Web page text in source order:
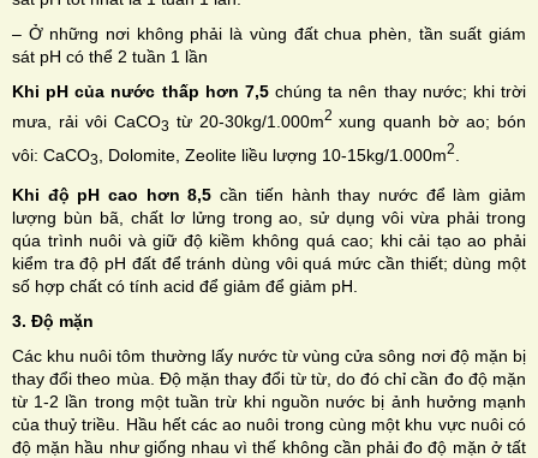
– Ở những nơi không phải là vùng đất chua phèn, tần suất giám
sát pH có thể 2 tuần 1 lần
Khi pH của nước thấp hơn 7,5chúng ta nên thay nước; khi trời
mưa, rải vôi CaCO3 từ 20-30kg/1.000m2 xung quanh bờ ao; bón
vôi: CaCO3 , Dolomite, Zeolite liều lượng 10-15kg/1.000m2
Khi độ pH cao hơn 8,5cần tiến hành thay nước để làm giảm
lượng bùn bã, chất lơ lửng trong ao, sử dụng vôi vừa phải trong
qúa trình nuôi và giữ độ kiềm không quá cao; khi cải tạo ao phải
kiểm tra độ pH đất để tránh dùng vôi quá mức cần thiết; dùng một
số hợp chất có tính acid để giảm để giảm pH.
3. Độ mặn
Các khu nuôi tôm thường lấy nước từ vùng cửa sông nơi độ mặn bị
thay đổi theo mùa. Độ mặn thay đổi từ từ, do đó chỉ cần đo độ mặn
từ 1-2 lần trong một tuần trừ khi nguồn nước bị ảnh hưởng mạnh
của thuỷ triều. Hầu hết các ao nuôi trong cùng một khu vực nuôi có
độ mặn hầu như giống nhau vì thế không cần phải đo độ mặn ở tất